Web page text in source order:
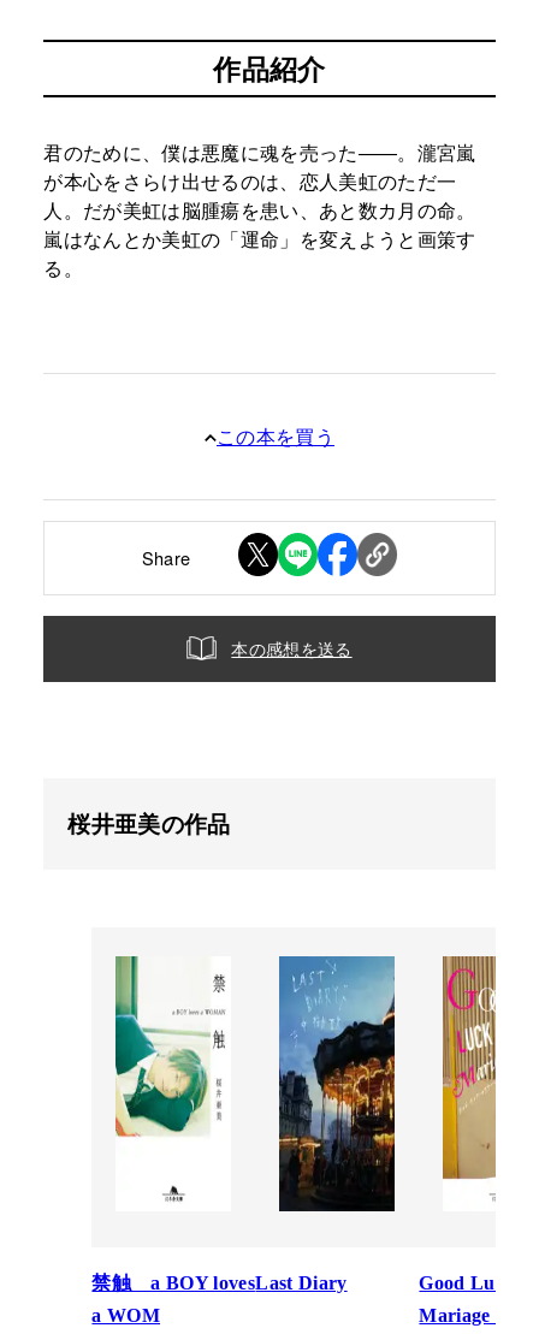
作品紹介
君のために、僕は悪魔に魂を売った――。瀧宮嵐
が本心をさらけ出せるのは、恋人美虹のただ一
人。だが美虹は脳腫瘍を患い、あと数カ月の命。
嵐はなんとか美虹の「運命」を変えようと画策す
る。
この本を買う
Share
本の感想を送る
桜井亜美の作品
禁触 a BOY loves
a WOM
Last Diary
Good Luck
Mariage（グ